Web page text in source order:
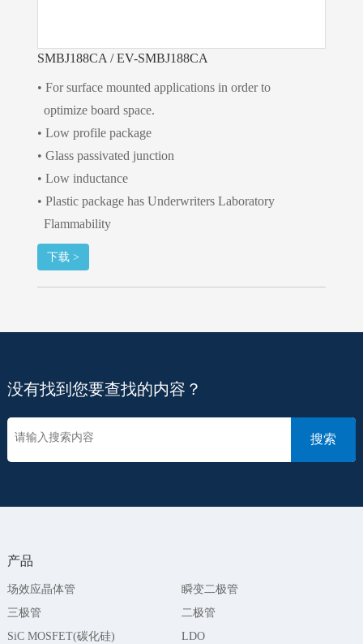
SMBJ188CA / EV-SMBJ188CA
• For surface mounted applications in order to
optimize board space.
• Low profile package
• Glass passivated junction
• Low inductance
• Plastic package has Underwriters Laboratory
Flammability
下载 >
没有找到您要查找的内容？
产品
场效应晶体管
瞬变二极管
三极管
二极管
SiC MOSFET(碳化硅)
LDO